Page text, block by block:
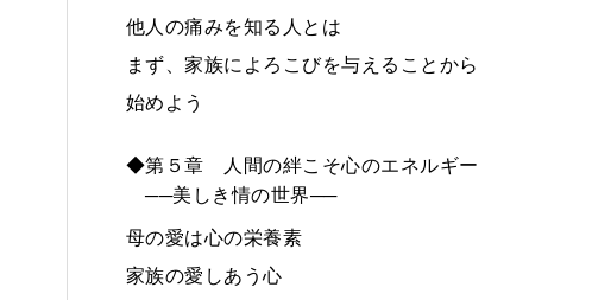
他人の痛みを知る人とは
まず、家族によろこびを与えることから
始めよう
◆第５章 人間の絆こそ心のエネルギー
──美しき情の世界──
母の愛は心の栄養素
家族の愛しあう心